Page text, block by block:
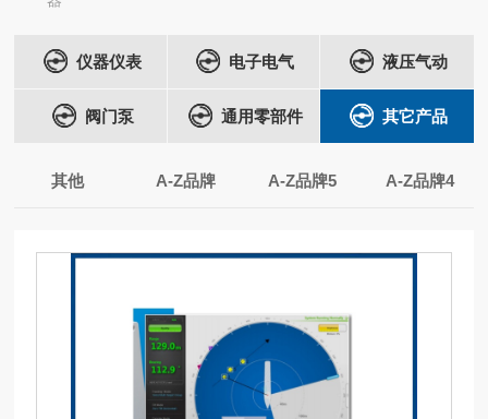
仪器仪表 电子电气 液压气动
阀门泵 通用零部件 其它产品
其他 A-Z品牌 A-Z品牌5 A-Z品牌4